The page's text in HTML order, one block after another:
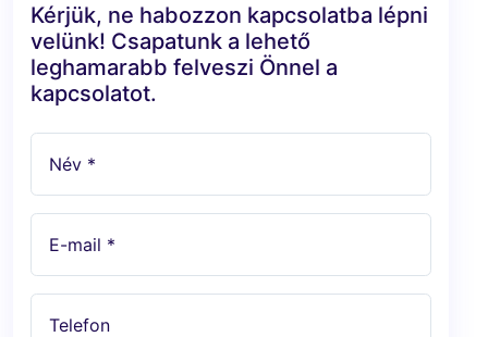
Kérjük, ne habozzon kapcsolatba lépni
velünk! Csapatunk a lehető
leghamarabb felveszi Önnel a
kapcsolatot.
Név *
E-mail *
Telefon